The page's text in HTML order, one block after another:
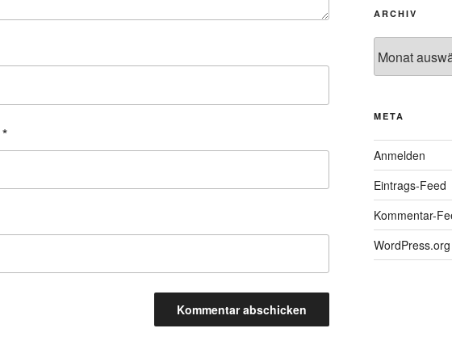
*
ARCHIV
META
Anmelden
Eintrags-Feed
Kommentar-
WordPress.org